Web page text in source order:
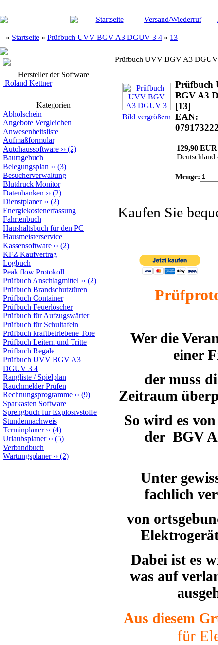
Startseite Versand/Wiederruf
» Startseite » Prüfbuch UVV BGV A3 DGUV 3 4 » 13
Hersteller der Software
Roland Kettner
Kategorien
Abholschein
Angebote Vergleichen
Anwesenheitsliste
Aufmaßformular
Autohaussoftware ›› (2)
Bautagebuch
Belegungsplan ›› (3)
Besucherverwaltung
Blutdruck Monitor
Datenbanken ›› (2)
Dienstplaner›› (2)
Energiekostenerfassung
Fahrtenbuch
Haushaltsbuch für den PC
Hausmeisterservice
Kassensoftware ›› (2)
KFZ Kaufvertrag
Logbuch
Peak flow Protokoll
Prüfbuch Anschlagmittel ›› (2)
Prüfbuch Brandschutztüren
Prüfbuch Container
Prüfbuch Feuerlöscher
Prüfbuch für Aufzugswärter
Prüfbuch für Schultafeln
Prüfbuch kraftbetriebene Tore
Prüfbuch Leitern und Tritte
Prüfbuch Regale
Prüfbuch UVV BGV A3
DGUV 3 4
Rangliste / Spielplan
Rauchmelder Prüfen
Rechnungsprogramme ›› (9)
Sparkasten Software
Sprengbuch für Explosivstoffe
Stundennachweis
Terminplaner›› (4)
Urlaubsplaner›› (5)
Verbandbuch
Wartungsplaner›› (2)
Prüfbuch UVV BGV A3
Bild vergrößern
Prüfbuch
BGV A3
[13]
EAN:
129,90 EUR
Deutschland
Menge:
Kaufen Sie
Wer die
einer
der muss
Zeitraum
So wird es
der BGV
Unter
fachlich
von
Dabei ist es
was auf
Aus diesem
für